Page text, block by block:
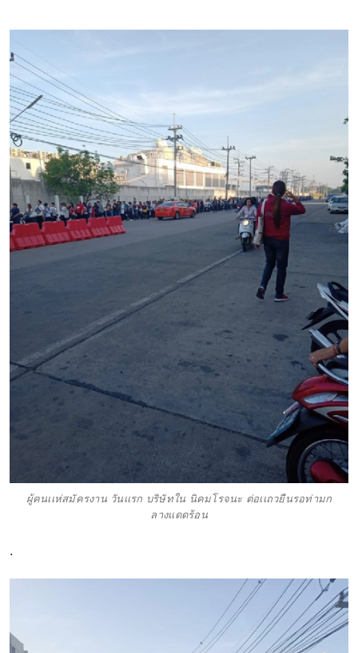
ผู้คนเเห่สมัครงาน วันเเรก บริษัทใน นิคมโรจนะ ต่อเเถวยืนรอท่ามก
ลางเเดดร้อน
.